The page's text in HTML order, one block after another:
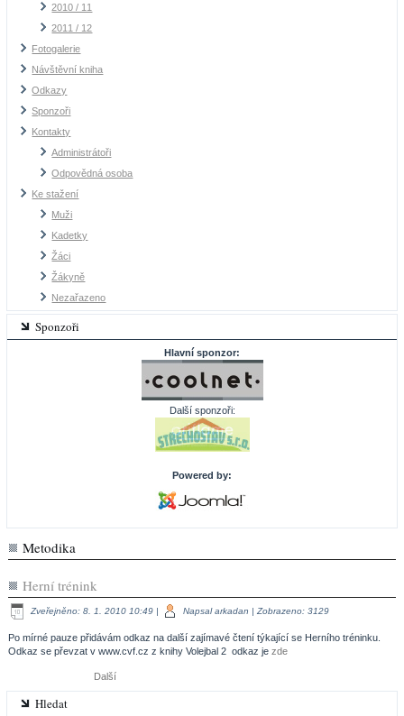
2010 / 11
2011 / 12
Fotogalerie
Návštěvní kniha
Odkazy
Sponzoři
Kontakty
Administrátoři
Odpovědná osoba
Ke stažení
Muži
Kadetky
Žáci
Žákyně
Nezařazeno
Sponzoři
Hlavní sponzor:
Další sponzoři:
Powered by:
Metodika
Herní trénink
Zveřejněno: 8. 1. 2010 10:49 | Napsal arkadan | Zobrazeno: 3129
Po mírné pauze přidávám odkaz na další zajímavé čtení týkající se Herního tréninku.
Odkaz se převzat v www.cvf.cz z knihy Volejbal 2 odkaz jezde
Další
Hledat